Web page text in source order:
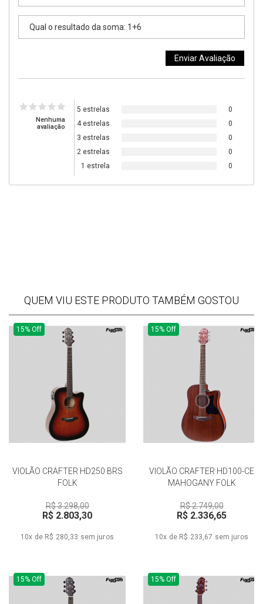
Nenhuma
avaliação
5 estrelas
0
4 estrelas
0
3 estrelas
0
2 estrelas
0
1 estrela
0
QUEM VIU ESTE PRODUTO TAMBÉM GOSTOU
15% Off
VIOLÃO CRAFTER HD250 BRS
FOLK
R$ 3.298,00
R$ 2.803,30
10x de R$ 280,33 sem juros
15% Off
VIOLÃO CRAFTER HD100-CE
MAHOGANY FOLK
R$ 2.749,00
R$ 2.336,65
10x de R$ 233,67 sem juros
15% Off 15% Off